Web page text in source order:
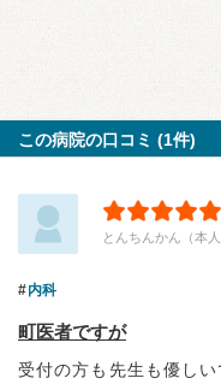
この病院の口コミ (1件)
とんちんかん（本
内科
町医者ですが
受付の方も先生も優し